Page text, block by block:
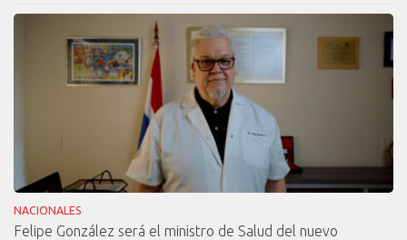
NACIONALES
Felipe González será el ministro de Salud del nuevo